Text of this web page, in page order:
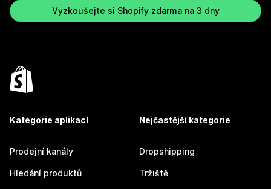
Vyzkoušejte si Shopify zdarma na 3 dny
Kategorie aplikací
Prodejní kanály
Hledání produktů
Nejčastější kategorie
Dropshipping
Tržiště